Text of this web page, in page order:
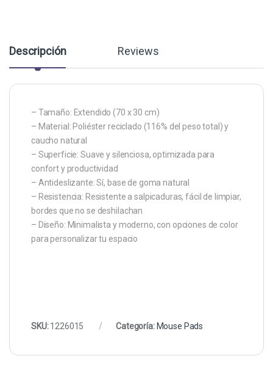
Descripción Reviews
– Tamaño: Extendido (70 x 30 cm)
– Material: Poliéster reciclado (116% del peso total) y
caucho natural
– Superficie: Suave y silenciosa, optimizada para
confort y productividad
– Antideslizante: Sí, base de goma natural
– Resistencia: Resistente a salpicaduras, fácil de limpiar,
bordes que no se deshilachan
– Diseño: Minimalista y moderno, con opciones de color
para personalizar tu espacio
SKU:1226015 Categoría: Mouse Pads